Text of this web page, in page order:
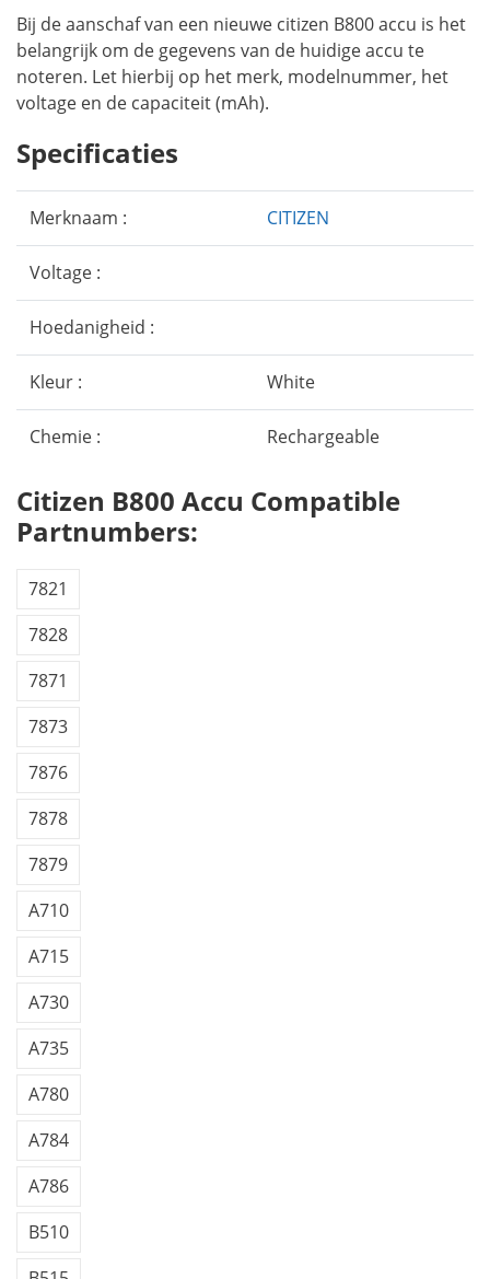
Bij de aanschaf van een nieuwe citizen B800 accu is het
belangrijk om de gegevens van de huidige accu te
noteren. Let hierbij op het merk, modelnummer, het
voltage en de capaciteit (mAh).
Specificaties
Merknaam : CITIZEN
Voltage :
Hoedanigheid :
Kleur : White
Chemie : Rechargeable
Citizen B800 Accu Compatible
Partnumbers:
7821
7828
7871
7873
7876
7878
7879
A710
A715
A730
A735
A780
A784
A786
B510